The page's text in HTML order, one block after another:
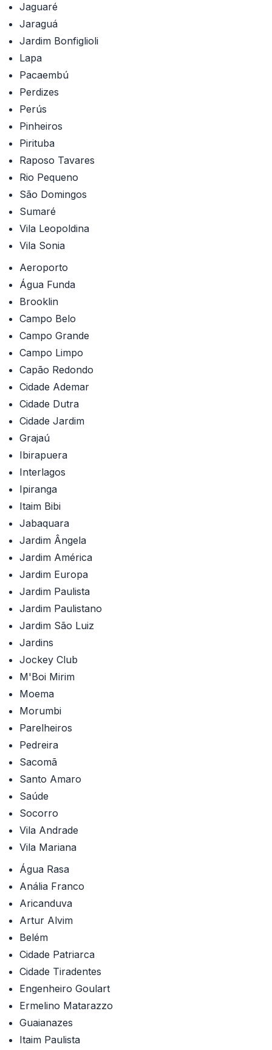
Jaguaré
Jaraguá
Jardim Bonfiglioli
Lapa
Pacaembú
Perdizes
Perús
Pinheiros
Pirituba
Raposo Tavares
Rio Pequeno
São Domingos
Sumaré
Vila Leopoldina
Vila Sonia
Aeroporto
Água Funda
Brooklin
Campo Belo
Campo Grande
Campo Limpo
Capão Redondo
Cidade Ademar
Cidade Dutra
Cidade Jardim
Grajaú
Ibirapuera
Interlagos
Ipiranga
Itaim Bibi
Jabaquara
Jardim Ângela
Jardim América
Jardim Europa
Jardim Paulista
Jardim Paulistano
Jardim São Luiz
Jardins
Jockey Club
M'Boi Mirim
Moema
Morumbi
Parelheiros
Pedreira
Sacomã
Santo Amaro
Saúde
Socorro
Vila Andrade
Vila Mariana
Água Rasa
Anália Franco
Aricanduva
Artur Alvim
Belém
Cidade Patriarca
Cidade Tiradentes
Engenheiro Goulart
Ermelino Matarazzo
Guaianazes
Itaim Paulista